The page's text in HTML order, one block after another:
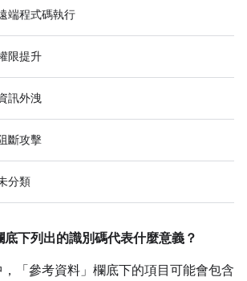
端程式碼執行
限提升
訊外洩
斷攻擊
分類
底下列出的識別碼代表什麼意義？
「參考資料」 欄底下的項目可能會包含